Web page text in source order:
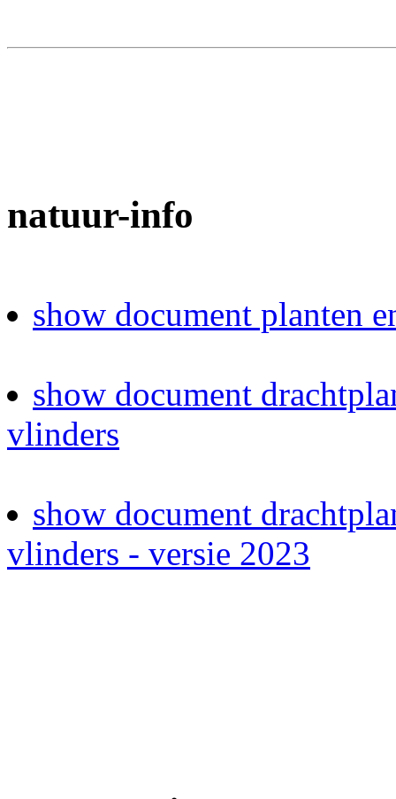
natuur-info
show document planten
show document
vlinders
show document
vlinders - versie 2023